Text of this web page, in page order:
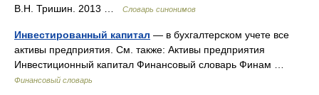
В.Н. Тришин. 2013 …
Словарь синонимов
Инвестированный капитал — в бухгалтерском учете все
активы предприятия. См. также: Активы предприятия
Инвестиционный капитал Финансовый словарь Финам …
Финансовый словарь